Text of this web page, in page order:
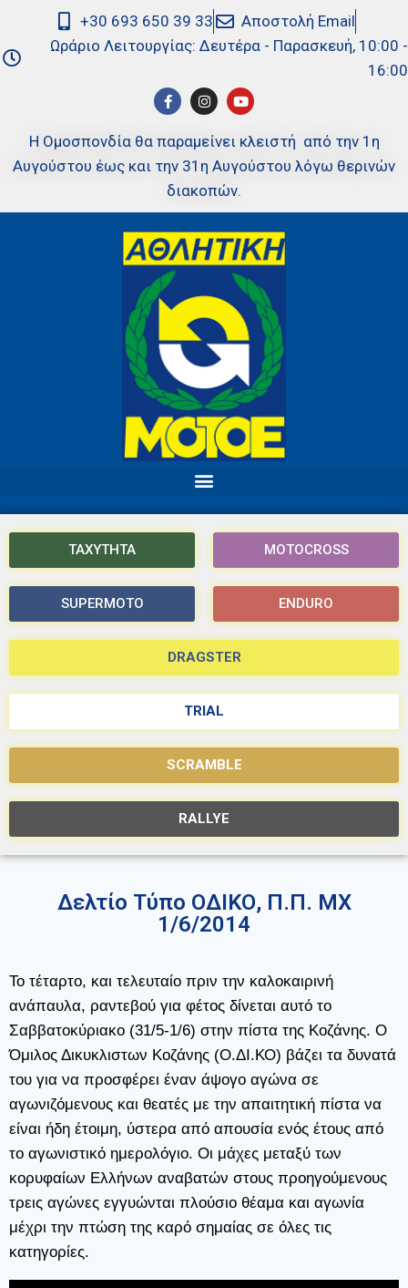
+30 693 650 39 33
Αποστολή Email
Ωράριο Λειτουργίας: Δευτέρα - Παρασκευή, 10:00 -
16:00
Η Ομοσπονδία θα παραμείνει κλειστή από την 1η
Αυγούστου έως και την 31η Αυγούστου λόγω θερινών
διακοπών.
ΤΑΧΥΤΗΤΑ MOTOCROSS
SUPERMOTO ENDURO
DRAGSTER
TRIAL
SCRAMBLE
RALLYE
Δελτίο Τύπο ΟΔΙΚΟ, Π.Π. ΜΧ
1/6/2014
Το τέταρτο, και τελευταίο πριν την καλοκαιρινή
ανάπαυλα, ραντεβού για φέτος δίνεται αυτό το
Σαββατοκύριακο (31/5-1/6) στην πίστα της Κοζάνης. Ο
Όμιλος Δικυκλιστων Κοζάνης (Ο.ΔΙ.ΚΟ) βάζει τα δυνατά
του για να προσφέρει έναν άψογο αγώνα σε
αγωνιζόμενους και θεατές με την απαιτητική πίστα να
είναι ήδη έτοιμη, ύστερα από απουσία ενός έτους από
το αγωνιστικό ημερολόγιο. Οι μάχες μεταξύ των
κορυφαίων Ελλήνων αναβατών στους προηγούμενους
τρεις αγώνες εγγυώνται πλούσιο θέαμα και αγωνία
μέχρι την πτώση της καρό σημαίας σε όλες τις
κατηγορίες.